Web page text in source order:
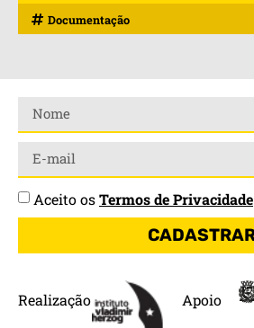
Documentação
Realização Apoio
Aceito osTermos de Privacidade